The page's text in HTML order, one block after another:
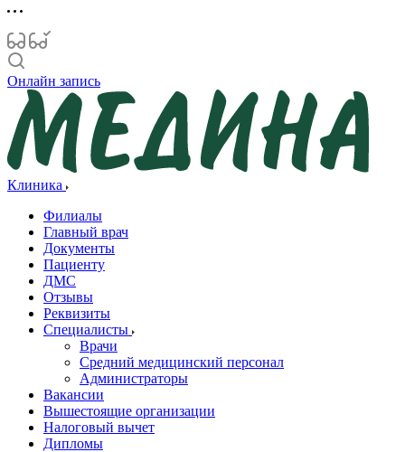
Онлайн запись
Клиника
Филиалы
Главный врач
Документы
Пациенту
ДМС
Отзывы
Реквизиты
Специалисты
Врачи
Средний медицинский персонал
Администраторы
Вакансии
Вышестоящие организации
Налоговый вычет
Дипломы